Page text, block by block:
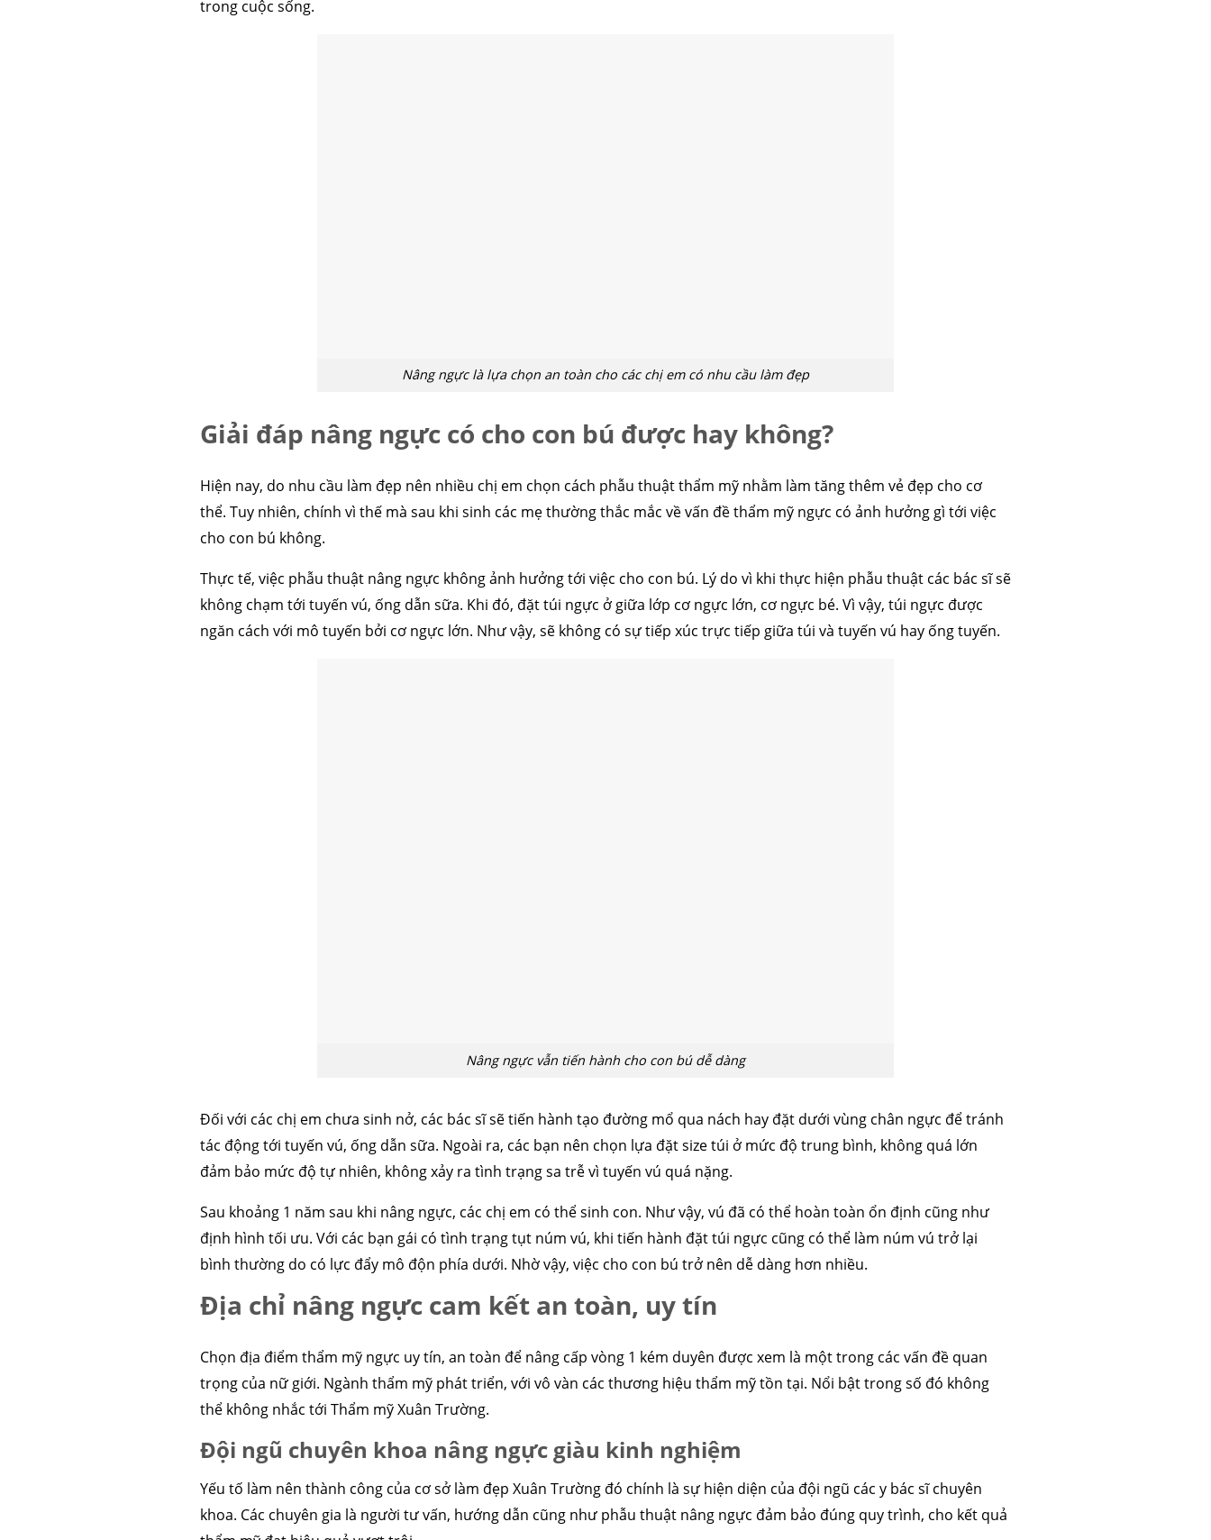
trong cuộc sống.
Nâng ngực là lựa chọn an toàn cho các chị em có nhu cầu làm đẹp
Giải đáp nâng ngực có cho con bú được hay không?
Hiện nay, do nhu cầu làm đẹp nên nhiều chị em chọn cách phẫu thuật thẩm mỹ nhằm làm tăng thêm vẻ đẹp cho cơ
thể. Tuy nhiên, chính vì thế mà sau khi sinh các mẹ thường thắc mắc về vấn đề thẩm mỹ ngực có ảnh hưởng gì tới việc
cho con bú không.
Thực tế, việc phẫu thuật nâng ngực không ảnh hưởng tới việc cho con bú. Lý do vì khi thực hiện phẫu thuật các bác sĩ sẽ
không chạm tới tuyến vú, ống dẫn sữa. Khi đó, đặt túi ngực ở giữa lớp cơ ngực lớn, cơ ngực bé. Vì vậy, túi ngực được
ngăn cách với mô tuyến bởi cơ ngực lớn. Như vậy, sẽ không có sự tiếp xúc trực tiếp giữa túi và tuyến vú hay ống tuyến.
Nâng ngực vẫn tiến hành cho con bú dễ dàng
Đối với các chị em chưa sinh nở, các bác sĩ sẽ tiến hành tạo đường mổ qua nách hay đặt dưới vùng chân ngực để tránh
tác động tới tuyến vú, ống dẫn sữa. Ngoài ra, các bạn nên chọn lựa đặt size túi ở mức độ trung bình, không quá lớn
đảm bảo mức độ tự nhiên, không xảy ra tình trạng sa trễ vì tuyến vú quá nặng.
Sau khoảng 1 năm sau khi nâng ngực, các chị em có thể sinh con. Như vậy, vú đã có thể hoàn toàn ổn định cũng như
định hình tối ưu. Với các bạn gái có tình trạng tụt núm vú, khi tiến hành đặt túi ngực cũng có thể làm núm vú trở lại
bình thường do có lực đẩy mô độn phía dưới. Nhờ vậy, việc cho con bú trở nên dễ dàng hơn nhiều.
Địa chỉ nâng ngực cam kết an toàn, uy tín
Chọn địa điểm thẩm mỹ ngực uy tín, an toàn để nâng cấp vòng 1 kém duyên được xem là một trong các vấn đề quan
trọng của nữ giới. Ngành thẩm mỹ phát triển, với vô vàn các thương hiệu thẩm mỹ tồn tại. Nổi bật trong số đó không
thể không nhắc tới Thẩm mỹ Xuân Trường.
Đội ngũ chuyên khoa nâng ngực giàu kinh nghiệm
Yếu tố làm nên thành công của cơ sở làm đẹp Xuân Trường đó chính là sự hiện diện của đội ngũ các y bác sĩ chuyên
khoa. Các chuyên gia là người tư vấn, hướng dẫn cũng như phẫu thuật nâng ngực đảm bảo đúng quy trình, cho kết quả